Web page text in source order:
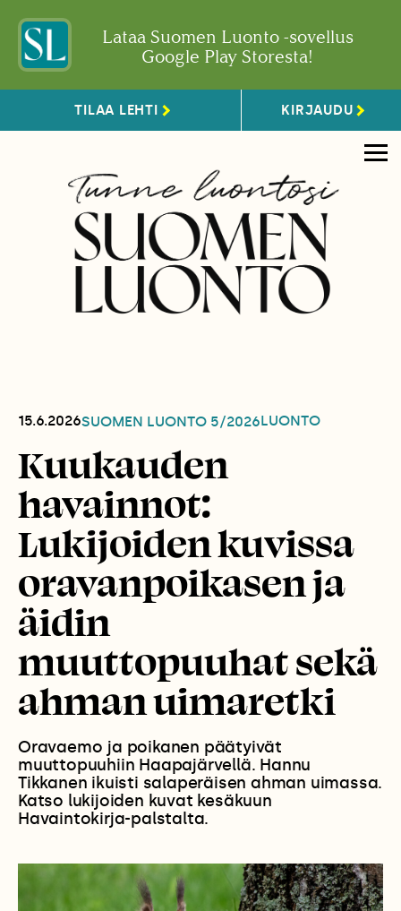
Lataa Suomen Luonto -sovellus
Google Play Storesta!
TILAA LEHTI KIRJAUDU
15.6.2026SUOMEN LUONTO 5/2026LUONTO
Kuukauden
havainnot:
Lukijoiden kuvissa
oravanpoikasen ja
äidin
muuttopuuhat sekä
ahman uimaretki
Oravaemo ja poikanen päätyivät
muuttopuuhiin Haapajärvellä. Hannu
Tikkanen ikuisti salaperäisen ahman uimassa.
Katso lukijoiden kuvat kesäkuun
Havaintokirja-palstalta.